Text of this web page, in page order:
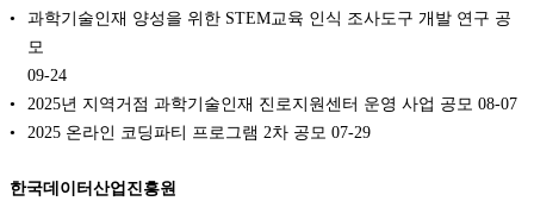
과학기술인재 양성을 위한 STEM교육 인식 조사도구 개발 연구 공
모
09-24
2025년 지역거점 과학기술인재 진로지원센터 운영 사업 공모 08-07
2025 온라인 코딩파티 프로그램 2차 공모 07-29
한국데이터산업진흥원